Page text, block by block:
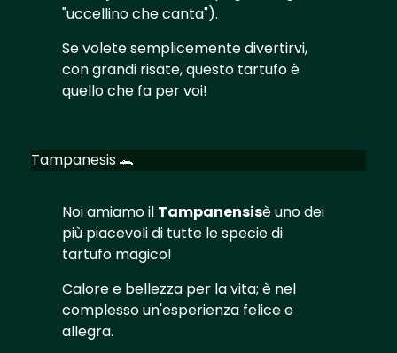
"uccellino che canta").
Se volete semplicemente divertirvi,
con grandi risate, questo tartufo è
quello che fa per voi!
Tampanesis 🐊
Noi amiamo il Tampanensisè uno dei
più piacevoli di tutte le specie di
tartufo magico!
Calore e bellezza per la vita; è nel
complesso un'esperienza felice e
allegra.